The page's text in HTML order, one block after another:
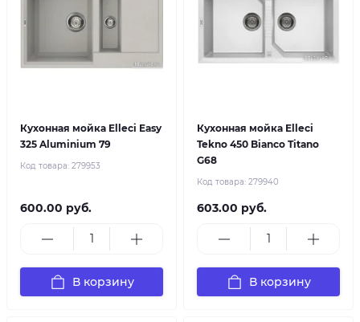
Кухонная мойка Elleci Easy
325 Aluminium 79
Код товара: 279953
600.00 руб.
В корзину
Кухонная мойка Elleci
Tekno 450 Bianco Titano
G68
Код товара: 279940
603.00 руб.
В корзину